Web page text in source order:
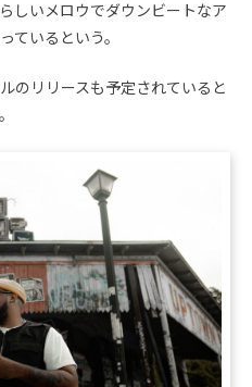
しいメロウでダウンビートなア
ているという。
のリリースも予定されていると